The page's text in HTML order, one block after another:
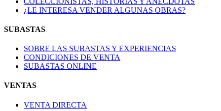
¿LE INTERESA VENDER ALGUNAS OBRAS?
SUBASTAS
SOBRE LAS SUBASTAS Y EXPERIENCIAS
CONDICIONES DE VENTA
SUBASTAS ONLINE
VENTAS
VENTA DIRECTA